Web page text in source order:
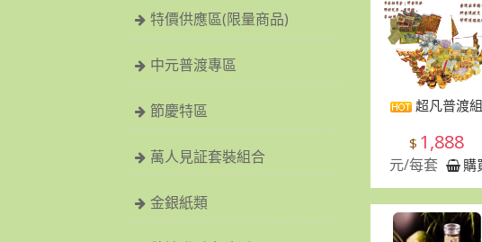
特價供應區(限量商品)
中元普渡專區
節慶特區
萬人見証套裝組合
金銀紙類
超凡普渡組
$ 1,888
元/每套 購